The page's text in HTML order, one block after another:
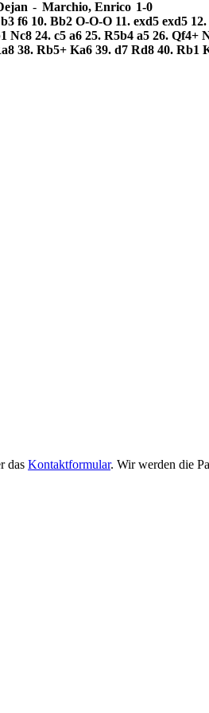
- Marchio, Enrico 1-0
b3 f6 10. Bb2 O-O-O 11. exd5 exd5 12.
Nc8 24. c5 a6 25. R5b4 a5 26. Qf4+
38. Rb5+ Ka6 39. d7 Rd8 40. Rb1
das Kontaktformular. Wir werden die